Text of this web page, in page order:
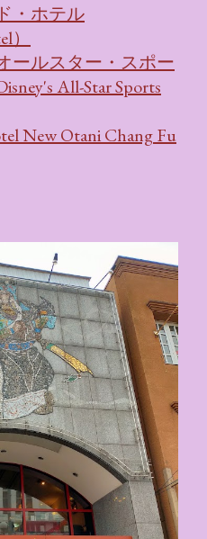
・ホテル
）
ールスター・スポー
All-Star Sports
New Otani Chang Fu